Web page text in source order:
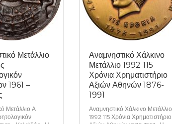
Μετάλλιο
1961 –
Μετάλλιο Α
Αναμνηστικό Χάλκινο
Μετάλλιο 1992 115
Χρόνια Χρηματιστήριο
Αξιών Αθηνών 1876-
1991
Αναμνηστικό Χάλκινο Μετάλλιο
1992 115 Χρόνια Χρηματιστήριο